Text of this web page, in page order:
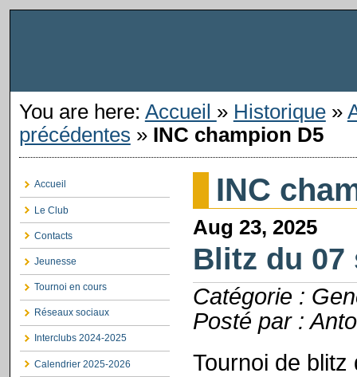
You are here: Accueil » Historique»
précédentes » INC champion D5
Accueil
Le Club
Contacts
Jeunesse
Tournoi en cours
Réseaux sociaux
Interclubs 2024-2025
Calendrier 2025-2026
INC
Aug 23, 2025
Blitz du 07
Catégorie :
Posté par :
Tournoi de